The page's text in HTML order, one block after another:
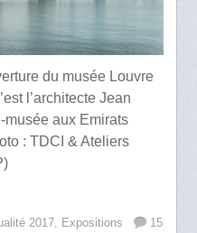
du musée Louvre
l’architecte Jean
musée aux Emirats
: TDCI & Ateliers
2017, Expositions
15